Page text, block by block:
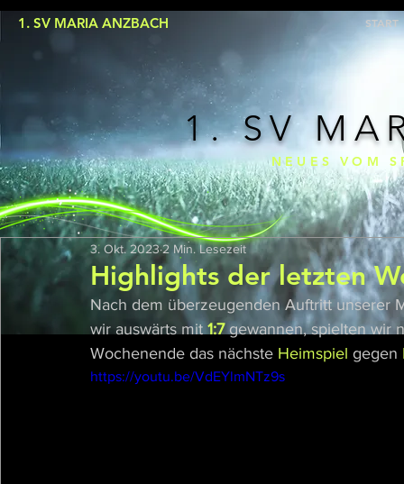
1. SV MARIA ANZBACH START
1. SV
NEUES VOM
Highlights der letzten
3. Okt. 20232 Min. Lesezeit
Nach dem überzeugenden Auftritt unserer
wir auswärts mit 1:7 gewannen, spielten wir
Wochenende das nächste Heimspiel gegen
https://youtu.be/VdEYlmNTz9s